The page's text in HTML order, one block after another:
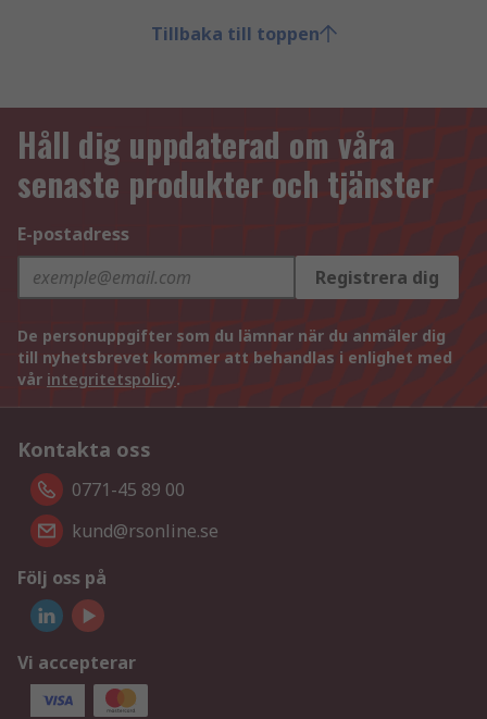
Tillbaka till toppen
Håll dig uppdaterad om våra
senaste produkter och tjänster
E-postadress
Registrera dig
De personuppgifter som du lämnar när du anmäler dig
till nyhetsbrevet kommer att behandlas i enlighet med
vår integritetspolicy.
Kontakta oss
0771-45 89 00
kund@rsonline.se
Följ oss på
Vi accepterar